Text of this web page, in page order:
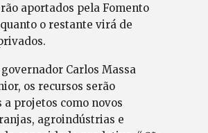
aportados pela Fomento
o restante virá de
governador Carlos Massa
os recursos serão
a projetos como novos
agroindústrias e